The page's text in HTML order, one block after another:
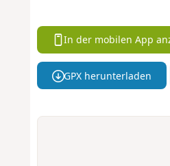
In der mobilen App
GPX herunterladen